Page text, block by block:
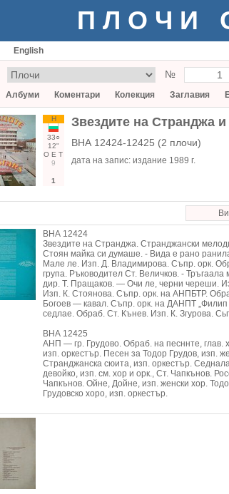
ПЛОЧИ
English
№
Албуми Коментари Колекция Заглавия
Н
33○
12"
О Е Т
9
1
Звездите на Странджа
ВНА 12424-12425 (2 плочи)
дата на запис: издание 1989 г.
ВНА 12424
Звездите на Странджа. Странджански
Стоян майка си думаше. - Вида е рано
Мале ле. Изп. Д. Владимирова. Съпр. орк.
група. Ръководител Ст. Величков. -
дир. Т. Пращаков. — Очи ле, черни череши.
Изп. К. Стоянова. Съпр. орк. на АНПБТР.
Богоев — кавал. Съпр. орк. на ДАНПТ
седлае. Обраб. Ст. Кънев. Изп. К. Згурова.
ВНА 12425
АНП — гр. Грудово. Обраб. на песннте,
изп. оркестър. Песен за Тодор Грудов, изп.
Странджанска сюита, изп. оркестър.
девойко, изп. см. хор и орк., Ст. Чапкънов.
Чапкънов. Ойне, Дойне, изп. женски хор.
Грудовско хоро, изп. оркестър.